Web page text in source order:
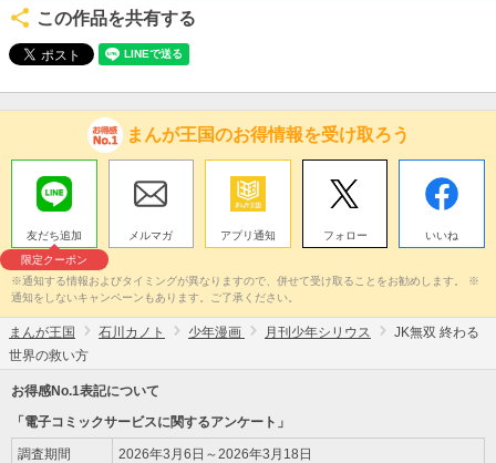
この作品を共有する
まんが王国のお得情報を受け取ろう
友だち追加
限定クーポン
メルマガ アプリ通知 フォロー いいね
※通知する情報およびタイミングが異なりますので、併せて受け取ることをお勧めします。 ※
通知をしないキャンペーンもあります。ご了承ください。
まんが王国 石川カノト 少年漫画 月刊少年シリウス
JK無双 終わる
世界の救い方
お得感No.1表記について
「電子コミックサービスに関するアンケート」
調査期間 2026年3月6日～2026年3月18日